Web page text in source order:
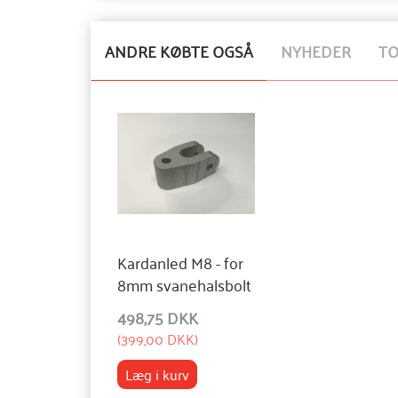
ANDRE KØBTE OGSÅ NYHEDER
Kardanled M8 - for
8mm svanehalsbolt
498,75 DKK
(399,00 DKK)
Læg i kurv